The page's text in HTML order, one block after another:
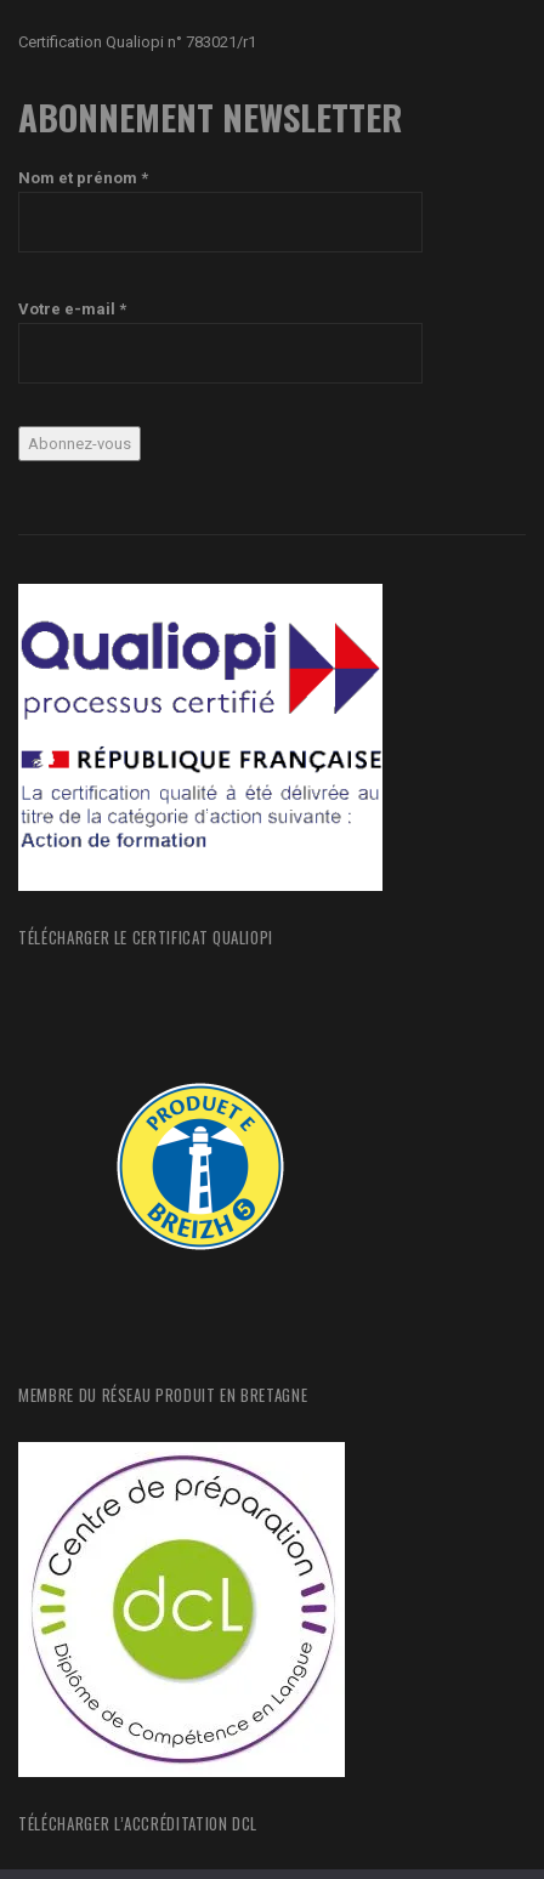
Certification Qualiopi n° 783021/r1
ABONNEMENT NEWSLETTER
Nom et prénom *
Votre e-mail *
TÉLÉCHARGER LE CERTIFICAT QUALIOPI
MEMBRE DU RÉSEAU PRODUIT EN BRETAGNE
TÉLÉCHARGER L’ACCRÉDITATION DCL